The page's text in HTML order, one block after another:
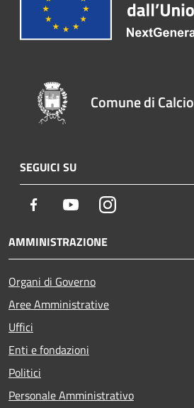
Comune di Calcio
SEGUICI SU
Facebook YoutubeInstagram
AMMINISTRAZIONE
Organi di Governo
Aree Amministrative
Uffici
Enti e fondazioni
Politici
Personale Amministrativo